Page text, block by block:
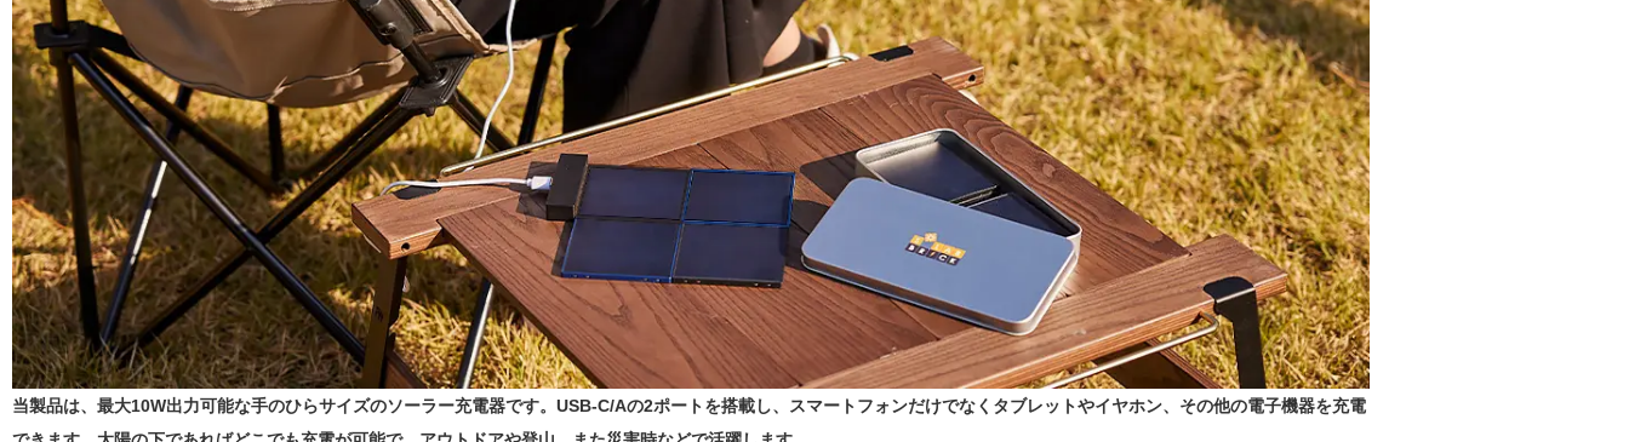
当製品は、最大10W出力可能な手のひらサイズのソーラー充電器です。USB-C/Aの2ポートを搭載し、スマートフォンだけでなくタブレットやイヤホン、その他の電子機器を充電